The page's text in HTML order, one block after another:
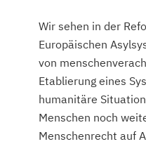
Wir sehen in der
Europäischen
von
Etablierung eines
humanitäre
Menschen noch
Menschenrecht auf